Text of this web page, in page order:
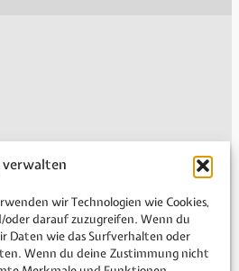
wir Technologien wie Cookies,
darauf zuzugreifen. Wenn du
Daten wie das Surfverhalten oder
Wenn du deine Zustimmung nicht
(EU)